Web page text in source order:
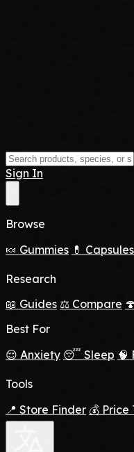
Sign In
Browse
🍬 Gummies 💊 Capsules
Research
📖 Guides ⚖️ Compare
Best For
😌 Anxiety 😴 Sleep 🧠
Tools
📍 Store Finder 💰